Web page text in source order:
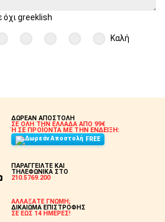
όχι greeklish
Καλή
ΔΩΡΕΑΝ ΑΠΟΣΤΟΛΗ
ΣΕ ΟΛΗ ΤΗΝ ΕΛΛΑΔΑ ΑΠΟ 99€
Ή ΣΕ ΠΡΟΪΟΝΤΑ ΜΕ ΤΗΝ ΕΝΔΕΙΞΗ:
FREE
ΠΑΡΑΓΓΕΙΛΤΕ ΚΑΙ
ΤΗΛΕΦΩΝΙΚΑ ΣΤΟ
210.5769.200
ΑΛΛΑΞΑΤΕ ΓΝΩΜΗ;
ΔΙΚΑΙΩΜΑ ΕΠΙΣΤΡΟΦΗΣ
ΣΕ ΕΩΣ 14 ΗΜΕΡΕΣ!